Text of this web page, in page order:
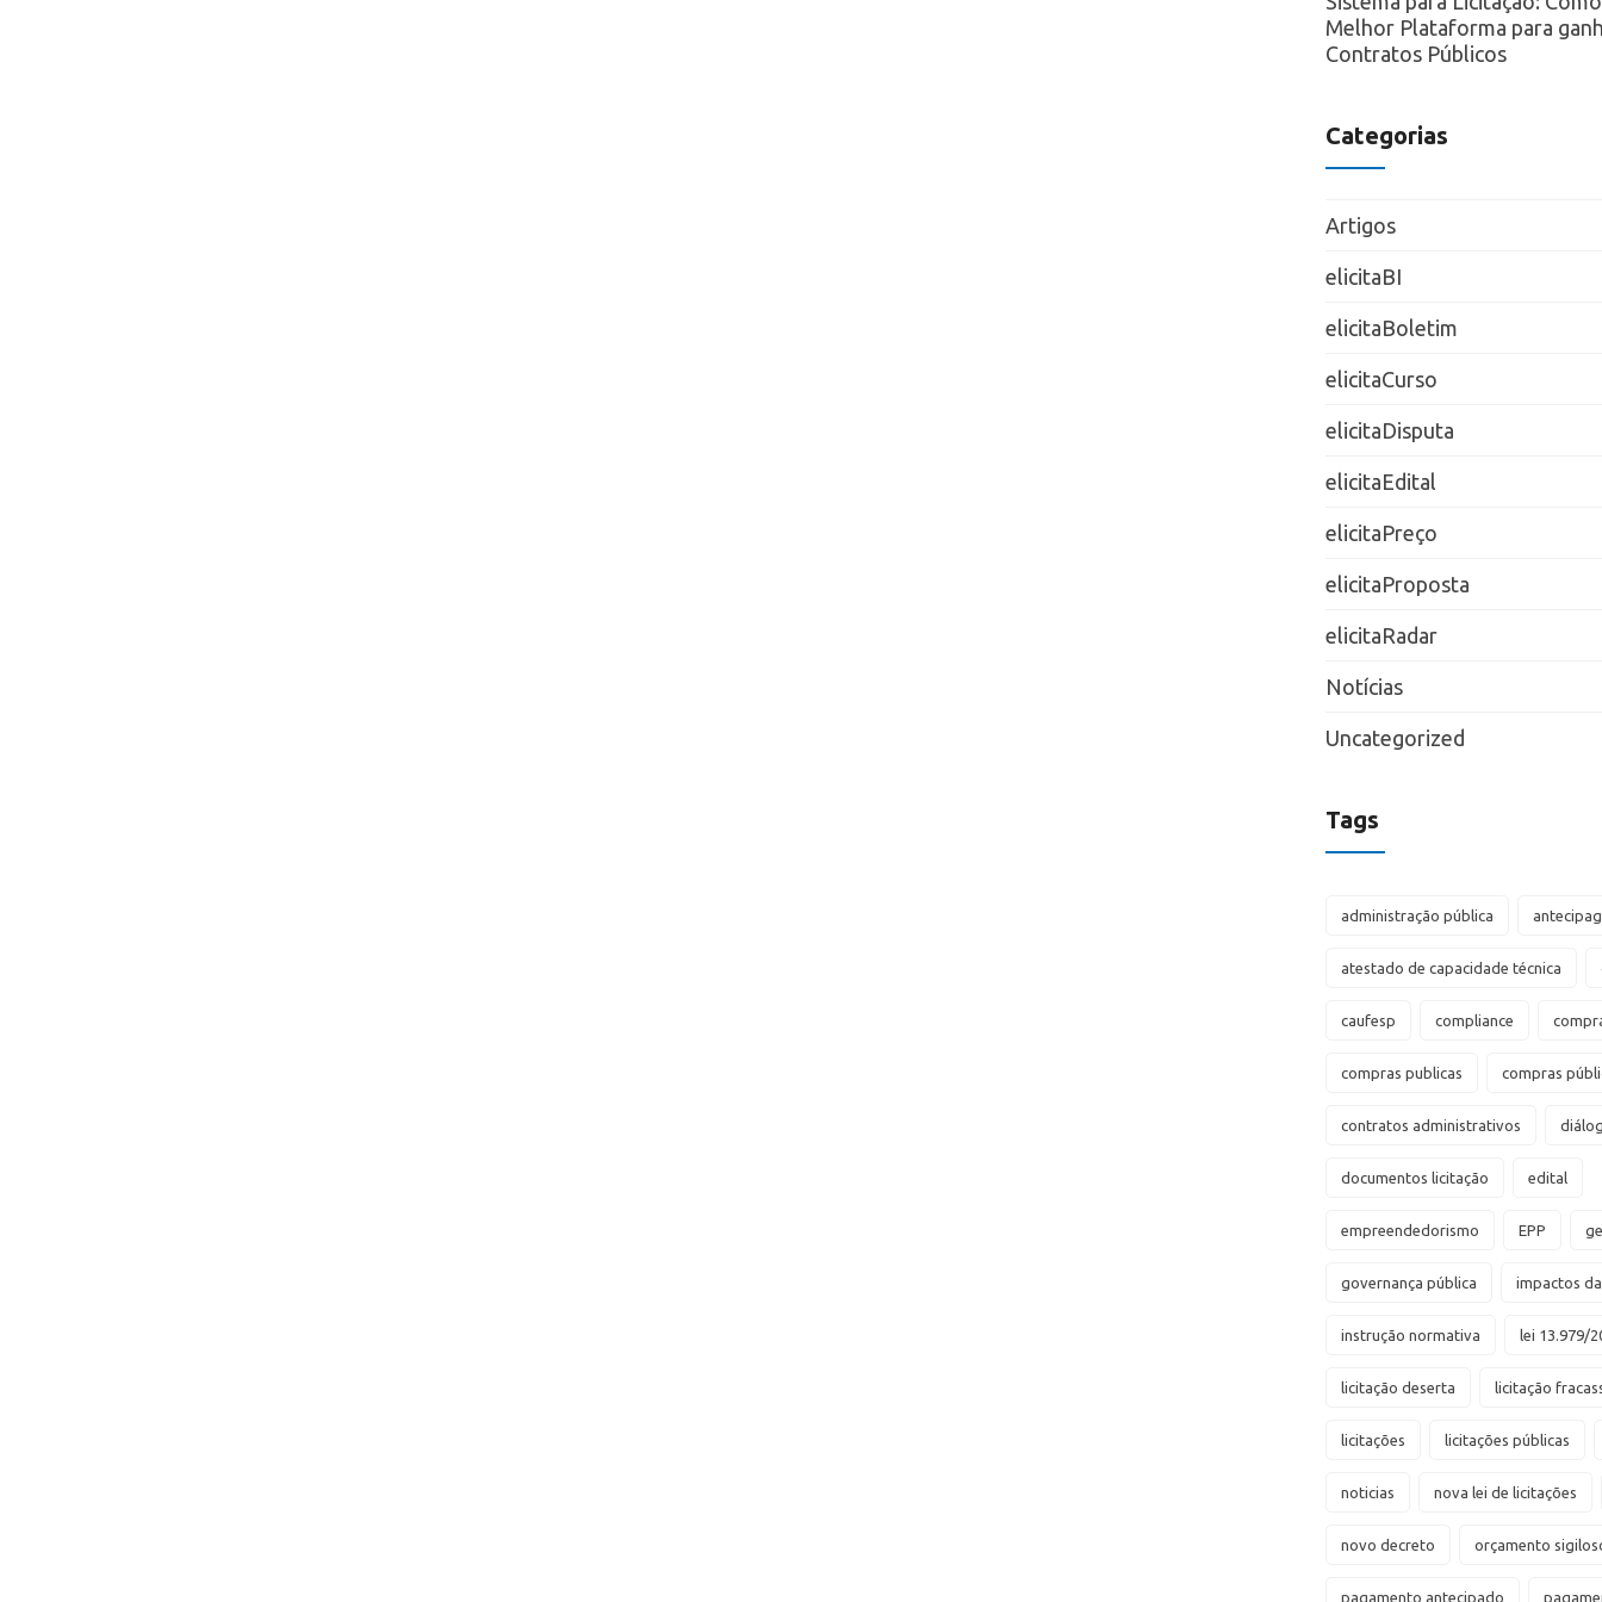
Melhor Plataforma para
Contratos Públicos
Categorias
Artigos
elicitaBI
elicitaBoletim
elicitaCurso
elicitaDisputa
elicitaEdital
elicitaPreço
elicitaProposta
elicitaRadar
Notícias
Uncategorized
Tags
administração pública
atestado de capacidade técnica
caufesp compliance
compras publicas compras
contratos administrativos
documentos licitação edital
empreendedorismo EPP
governança pública impactos
instrução normativa lei 13.979/
licitação deserta licitação
licitações licitações públicas
noticias nova lei de licitações
novo decreto orçamento
pagamento antecipado